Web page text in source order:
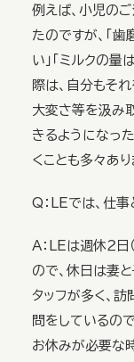
例えば、小児の
たのですが、「歯
い」「ミルクの
際は、自分もそ
大変さ等を汲み
きるようになっ
くことも多々あ
Q：LEでは、仕
A：LEは週休２日
ので、休日は妻
タッフが多く、
問をしているの
お休みが必要な